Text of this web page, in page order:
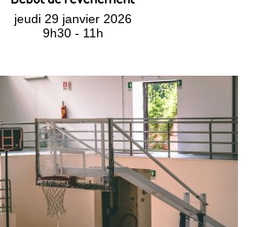
jeudi 29 janvier 2026
9h30 - 11h